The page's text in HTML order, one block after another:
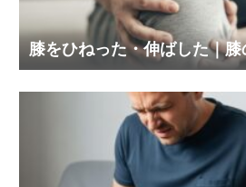
膝をひねった・伸ばした｜膝